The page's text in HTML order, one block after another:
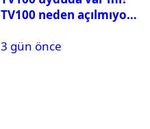
TV100 neden açılmıyor?
3 gün önce